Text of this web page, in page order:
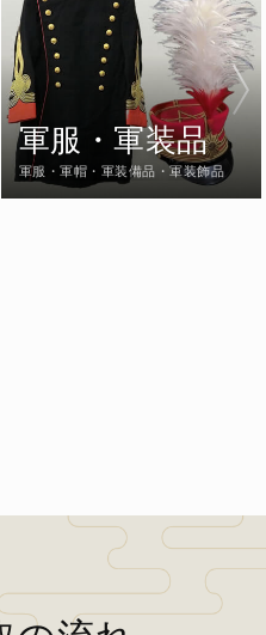
軍服・軍装品
軍服・軍帽・軍装備品・軍装飾品